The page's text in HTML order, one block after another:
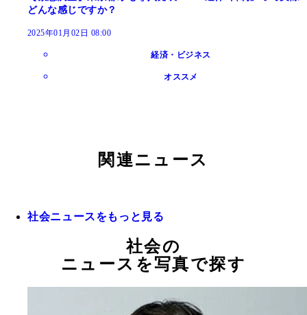
どんな感じですか？
2025年01月02日 08:00
経済・ビジネス
オススメ
関連ニュース
社会ニュースをもっと見る
社会の
ニュースを写真で探す